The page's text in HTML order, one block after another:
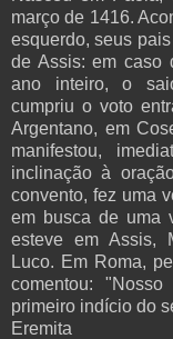
março de 1416.
esquerdo, seus
de Assis: em caso
ano inteiro, o
cumpriu o voto
Argentano, em
manifestou,
inclinação à
convento, fez uma
em busca de uma
esteve em Assis,
Luco. Em Roma,
comentou:
primeiro indício do
Eremita